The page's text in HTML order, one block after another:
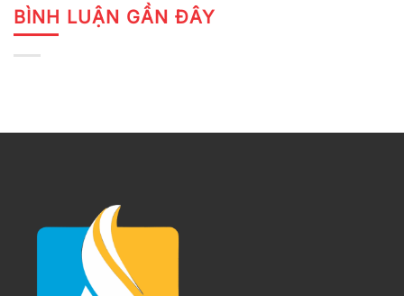
BÌNH LUẬN GẦN ĐÂY